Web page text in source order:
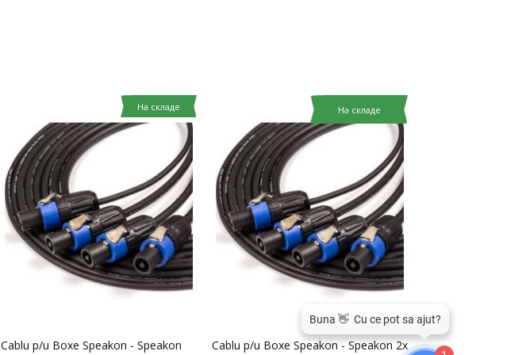
На складе
Cablu p/u Boxe Speakon - Speakon
На складе
Cablu p/u Boxe Speakon - Speakon 2x